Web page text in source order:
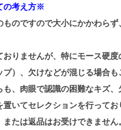
の考え方※
のですので大小にかかわら
りませんが、特にモース硬
）、欠けなどが混じる場合
、肉眼で認識の困難なキズ
いてセレクションを行ってお
たは返品はお受けできません